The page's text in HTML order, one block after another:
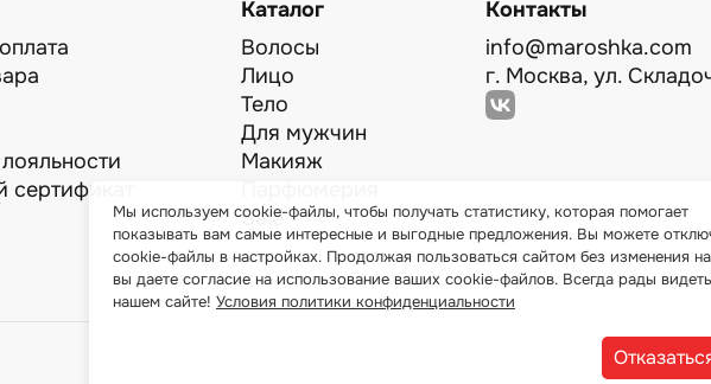
Каталог
Волосы
Лицо
Тело
Для мужчин
Макияж
Sale
Контакты
info@maroshka.com
г. Москва, ул.
Мы используем cookie-файлы, чтобы получать статистику, которая помогает
показывать вам самые интересные и выгодные предложения. Вы можете
cookie-файлы в настройках. Продолжая пользоваться сайтом без изменения
вы даете согласие на использование ваших cookie-файлов. Всегда рады
нашем сайте! Условия политики конфиденциальности